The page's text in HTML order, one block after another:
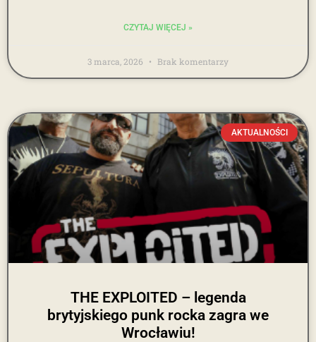
CZYTAJ WIĘCEJ »
3 marca, 2026 Brak komentarzy
AKTUALNOŚCI
THE EXPLOITED – legenda
brytyjskiego punk rocka zagra we
Wrocławiu!